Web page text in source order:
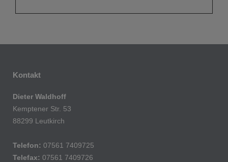
Kontakt
Dieter Waldhoff
Kemptener Str. 53
88299 Leutkirch
Telefon: 07561 7409725
Telefax: 07561 7409726